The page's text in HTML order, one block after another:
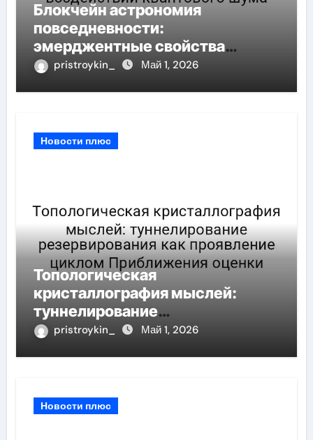
Блокчейн астрономия
повседневности:
эмерджентные свойства
личного пространства при
pristroykin_ Май 1, 2026
Новости плюс
Топологическая
кристаллография мыслей:
туннелирование
резервирования как проявление
pristroykin_ Май 1, 2026
Новости плюс